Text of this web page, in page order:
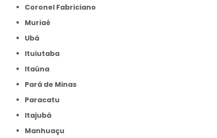
Coronel Fabriciano
Muriaé
Ubá
Ituiutaba
Itaúna
Pará de Minas
Paracatu
Itajubá
Manhuaçu